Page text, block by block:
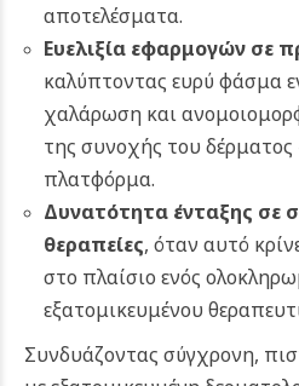
αποτελέσματα.
Ευελιξία εφαρμογών σε
καλύπτοντας ευρύ φάσμα
χαλάρωση και
της συνοχής του
πλατφόρμα.
Δυνατότητα ένταξης σε
θεραπείες, όταν αυτό
στο πλαίσιο ενός
εξατομικευμένου
Συνδυάζοντας σύγχρονη,